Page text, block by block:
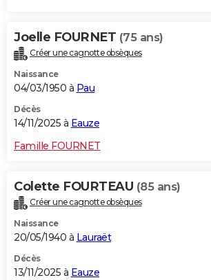
Joelle FOURNET (75 ans)
Créer une cagnotte obsèques
Naissance
04/03/1950 à Pau
Décès
14/11/2025 à Eauze
Famille FOURNET
Colette FOURTEAU (85 ans)
Créer une cagnotte obsèques
Naissance
20/05/1940 à Lauraët
Décès
13/11/2025 à Eauze